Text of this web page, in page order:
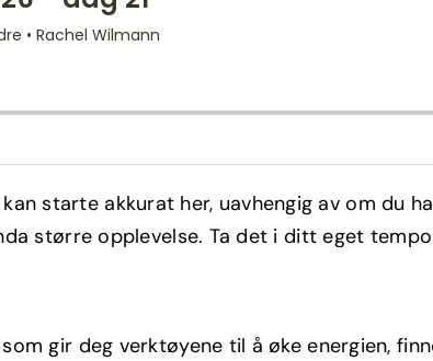
starte akkurat her, uavhengig av om du
større opplevelse. Ta det i ditt eget
gir deg verktøyene til å øke energien,